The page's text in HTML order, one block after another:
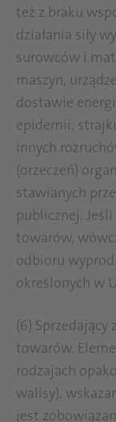
też z braku
działania siły
surowców i
maszyn,
dostawie
epidemii,
innych
(orzeczeń)
stawianych
publicznej.
towarów,
odbioru
określonych w
(6)
towarów.
rodzajach
wallsy),
jest